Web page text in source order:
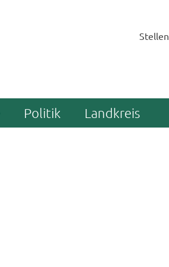
Stellen
Politik Landkreis